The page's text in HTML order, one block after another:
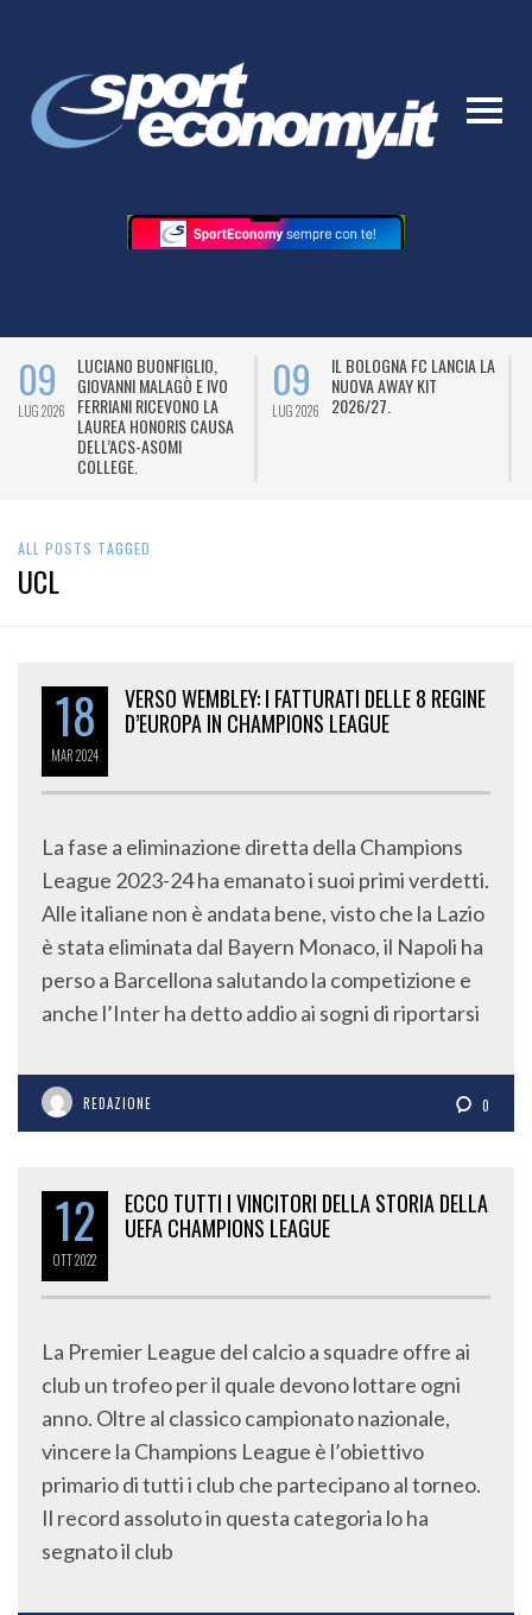
09
LUG 2026
LUCIANO BUONFIGLIO,
GIOVANNI MALAGÒ E IVO
FERRIANI RICEVONO LA
LAUREA HONORIS CAUSA
DELL’ACS-ASOMI
COLLEGE.
09
LUG 2026
IL BOLOGNA FC LANCIA LA
NUOVA AWAY KIT
2026/27.
ALL POSTS TAGGED
UCL
18
MAR2024
VERSO WEMBLEY: I FATTURATI DELLE 8 REGINE
D’EUROPA IN CHAMPIONS LEAGUE
La fase a eliminazione diretta della Champions
League 2023-24 ha emanato i suoi primi verdetti.
Alle italiane non è andata bene, visto che la Lazio
è stata eliminata dal Bayern Monaco, il Napoli ha
perso a Barcellona salutando la competizione e
anche l’Inter ha detto addio ai sogni di riportarsi
REDAZIONE 0
12
OTT2022
ECCO TUTTI I VINCITORI DELLA STORIA DELLA
UEFA CHAMPIONS LEAGUE
La Premier League del calcio a squadre offre ai
club un trofeo per il quale devono lottare ogni
anno. Oltre al classico campionato nazionale,
vincere la Champions League è l’obiettivo
primario di tutti i club che partecipano al torneo.
Il record assoluto in questa categoria lo ha
segnato il club